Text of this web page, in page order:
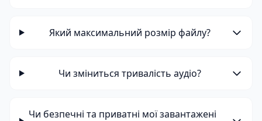
Який максимальний розмір файлу?
Чи зміниться тривалість аудіо?
Чи безпечні та приватні мої завантажені